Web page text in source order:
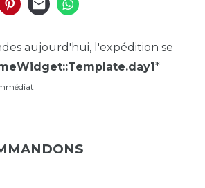
aujourd'hui, l'expédition se
*